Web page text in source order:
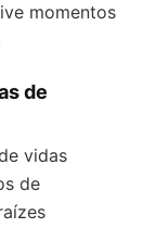
momentos
de
vidas
de